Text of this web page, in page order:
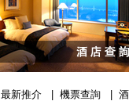
最新推介 機票查詢